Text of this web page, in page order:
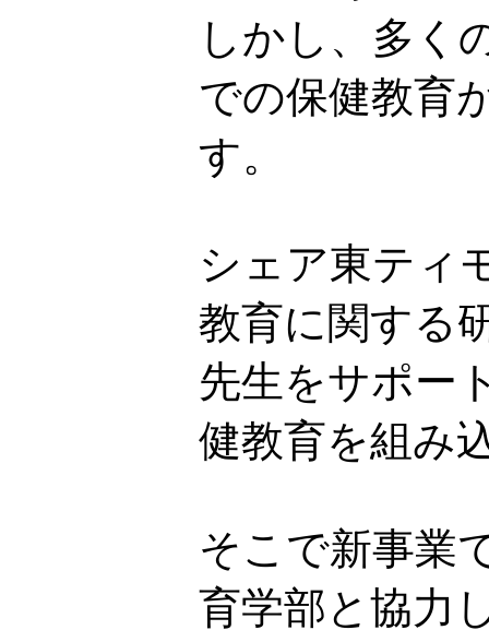
しかし、多く
での保健教育
す。
シェア東ティ
教育に関する
先生をサポー
健教育を組み
そこで新事業
育学部と協力